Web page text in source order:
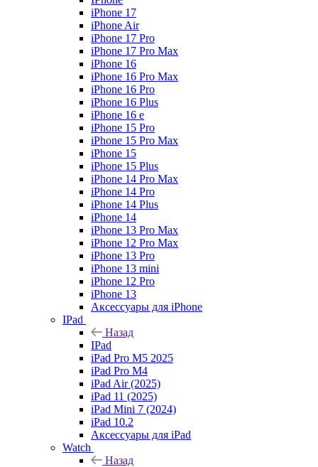
iPhone 17
iPhone Air
iPhone 17 Pro
iPhone 17 Pro Max
iPhone 16
iPhone 16 Pro Max
iPhone 16 Pro
iPhone 16 Plus
iPhone 16 e
iPhone 15 Pro
iPhone 15 Pro Max
iPhone 15
iPhone 15 Plus
iPhone 14 Pro Max
iPhone 14 Pro
iPhone 14 Plus
iPhone 14
iPhone 13 Pro Max
iPhone 12 Pro Max
iPhone 13 Pro
iPhone 13 mini
iPhone 12 Pro
iPhone 13
Аксессуары для iPhone
IPad
Назад
IPad
iPad Pro M5 2025
iPad Pro M4
iPad Air (2025)
iPad 11 (2025)
iPad Mini 7 (2024)
iPad 10.2
Аксессуары для iPad
Watch
Назад